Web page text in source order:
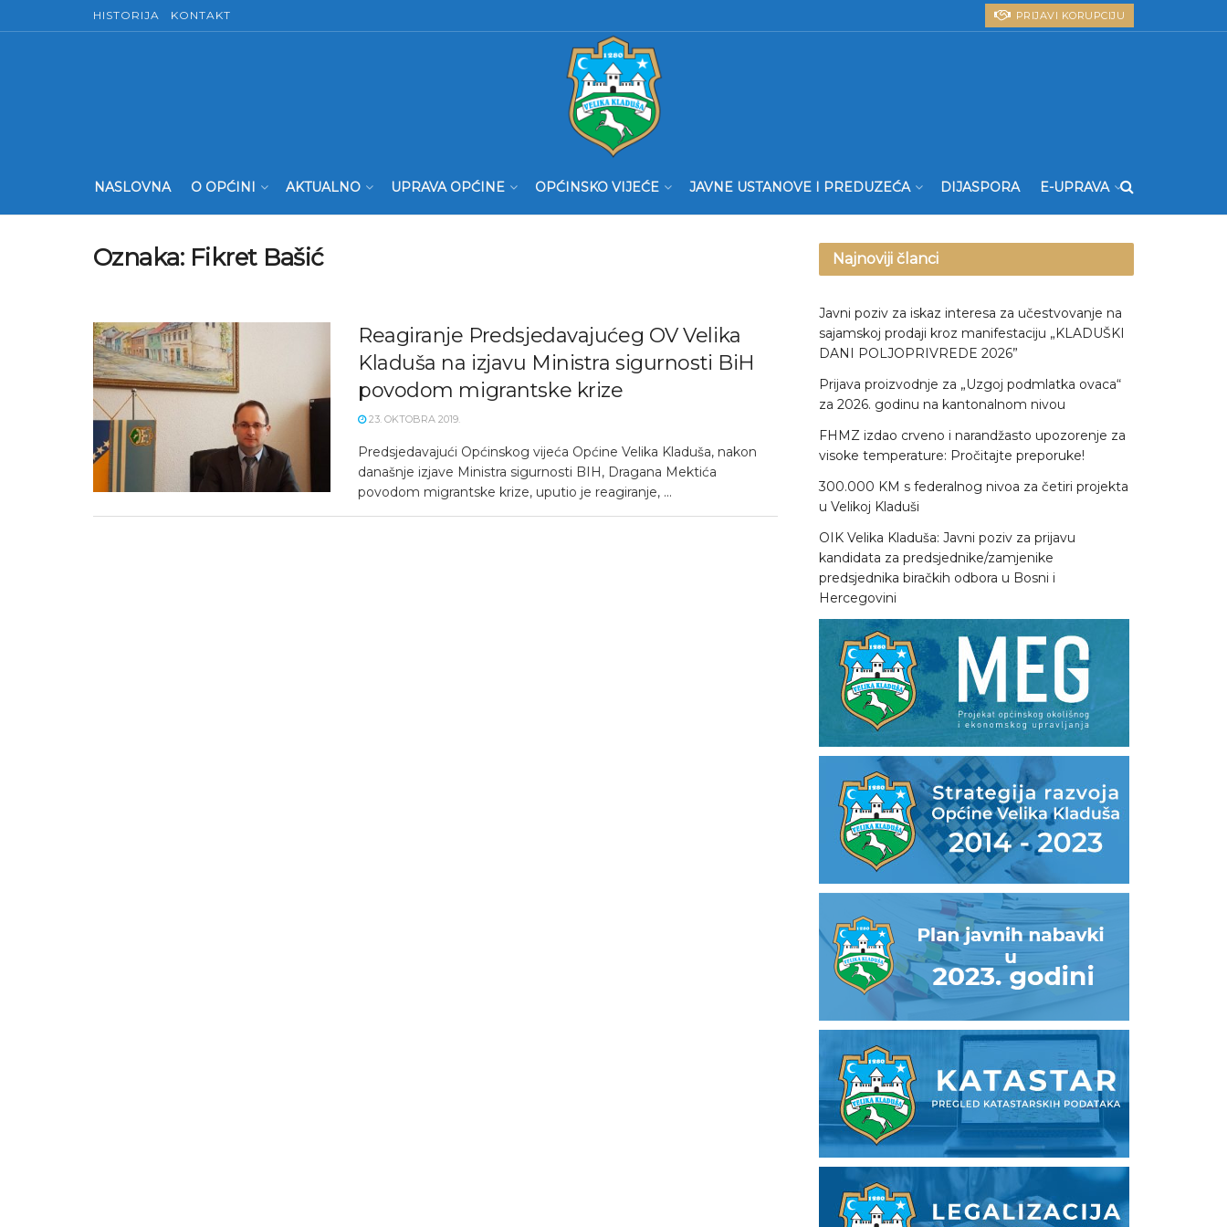
HISTORIJA KONTAKT PRIJAVI KORUPCIJU
NASLOVNA O OPĆINI AKTUALNO UPRAVA OPĆINE OPĆINSKO VIJEĆE JAVNE USTANOVE I PREDUZEĆA DIJASPORA E-UPRAVA
Oznaka: Fikret Bašić
Reagiranje Predsjedavajućeg OV Velika
Kladuša na izjavu Ministra sigurnosti BiH
povodom migrantske krize
23. OKTOBRA 2019.
Predsjedavajući Općinskog vijeća Općine Velika Kladuša, nakon
današnje izjave Ministra sigurnosti BIH, Dragana Mektića
povodom migrantske krize, uputio je reagiranje, ...
Najnoviji članci
Javni poziv za iskaz interesa za učestvovanje na
sajamskoj prodaji kroz manifestaciju „KLADUŠKI
DANI POLJOPRIVREDE 2026”
Prijava proizvodnje za „Uzgoj podmlatka ovaca“
za 2026. godinu na kantonalnom nivou
FHMZ izdao crveno i narandžasto upozorenje za
visoke temperature: Pročitajte preporuke!
300.000 KM s federalnog nivoa za četiri projekta
u Velikoj Kladuši
OIK Velika Kladuša: Javni poziv za prijavu
kandidata za predsjednike/zamjenike
predsjednika biračkih odbora u Bosni i
Hercegovini